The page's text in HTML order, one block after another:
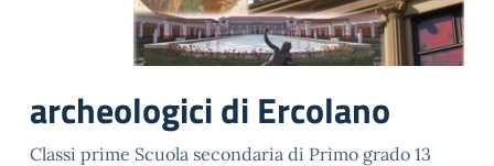
archeologici di Ercolano
Classi prime Scuola secondaria di Primo grado 13